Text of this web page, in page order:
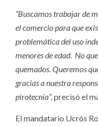
“Buscamos trabajar de
el comercio para que
problemática del uso
menores de edad. No
quemados. Queremos
gracias a nuestra
pirotecnia”, precisó el
El mandatario Ucrós